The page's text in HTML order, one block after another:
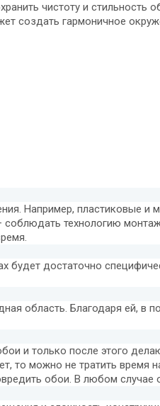
чистоту и
создать гармоничное
Например, пластиковые и
технологию
будет достаточно
область. Благодаря ей, в
и только после этого
то можно не тратить время
обои. В любом